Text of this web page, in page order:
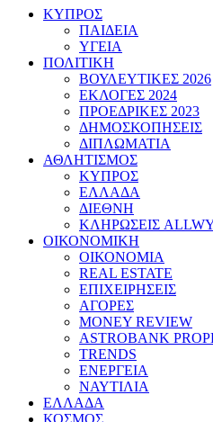
ΚΥΠΡΟΣ
ΠΑΙΔΕΙΑ
ΥΓΕΙΑ
ΠΟΛΙΤΙΚΗ
ΒΟΥΛΕΥΤΙΚΕΣ 2026
ΕΚΛΟΓΕΣ 2024
ΠΡΟΕΔΡΙΚΕΣ 2023
ΔΗΜΟΣΚΟΠΗΣΕΙΣ
ΔΙΠΛΩΜΑΤΙΑ
ΑΘΛΗΤΙΣΜΟΣ
ΚΥΠΡΟΣ
ΕΛΛΑΔΑ
ΔΙΕΘΝΗ
ΚΛΗΡΩΣΕΙΣ
ΟΙΚΟΝΟΜΙΚΗ
ΟΙΚΟΝΟΜΙΑ
REAL ESTATE
ΕΠΙΧΕΙΡΗΣΕΙΣ
ΑΓΟΡΕΣ
MONEY REVIEW
ASTROBANK
TRENDS
ΕΝΕΡΓΕΙΑ
ΝΑΥΤΙΛΙΑ
ΕΛΛΑΔΑ
ΚΟΣΜΟΣ